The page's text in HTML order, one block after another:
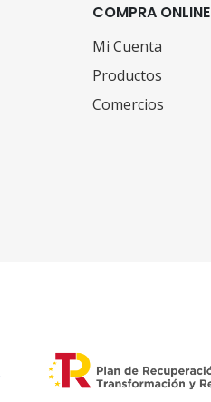
COMPRA ONLINE
Mi Cuenta
Productos
Comercios